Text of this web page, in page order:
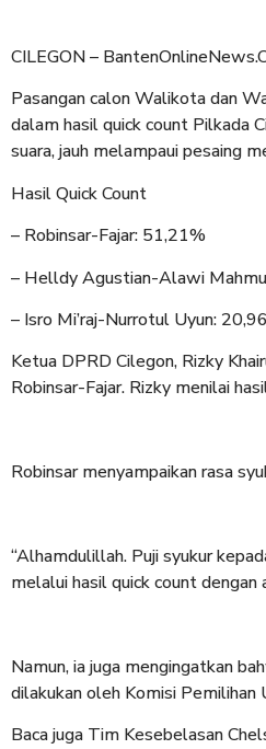
CILEGON –
Pasangan calon Walikota dan
dalam hasil quick count Pilkada
suara, jauh melampaui pesaing
Hasil Quick Count
– Robinsar-Fajar: 51,21%
– Helldy Agustian-Alawi
– Isro Mi’raj-Nurrotul Uyun:
Ketua DPRD Cilegon, Rizky
Robinsar-Fajar. Rizky menilai
Robinsar menyampaikan rasa
“Alhamdulillah. Puji syukur
melalui hasil quick count dengan
Namun, ia juga mengingatkan
dilakukan oleh Komisi Pemilihan
Baca juga Tim Kesebelasan